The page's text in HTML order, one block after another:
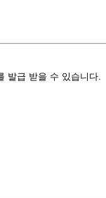
발급 받을 수 있습니다.